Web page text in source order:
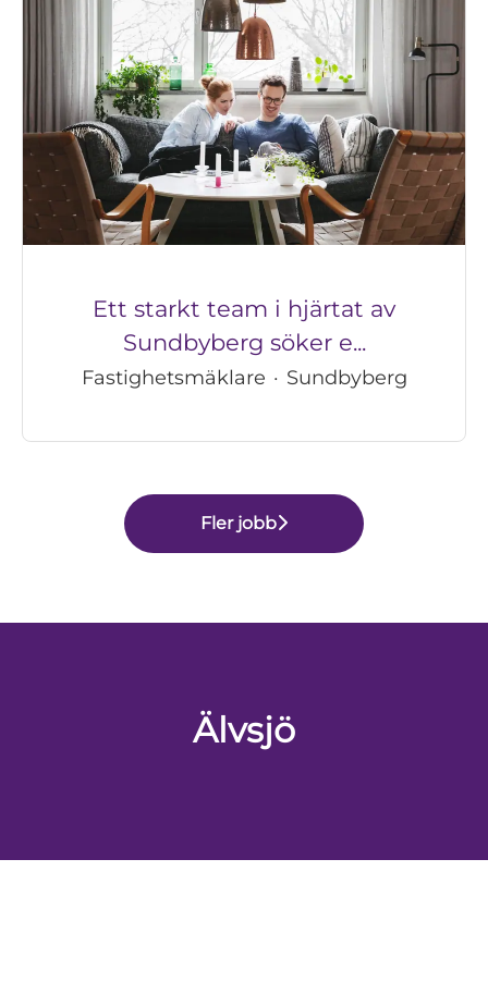
Ett starkt team i hjärtat av
Sundbyberg söker e...
Fastighetsmäklare · Sundbyberg
Fler jobb
Älvsjö